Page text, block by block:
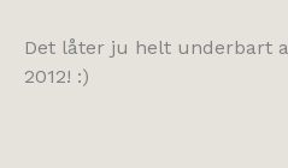
Det låter ju helt underbart
2012! :)